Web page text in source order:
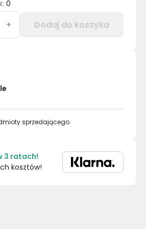
: 0
+ Dodaj do koszyka
sprzedającego.
3 ratach!
kosztów!